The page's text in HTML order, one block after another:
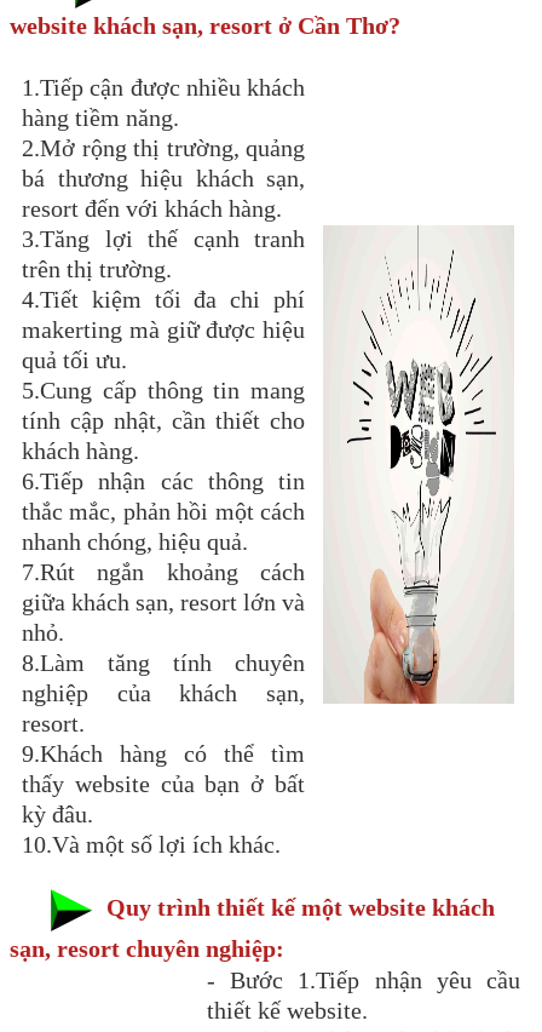
website khách sạn, resort ở Cần Thơ?
1.Tiếp cận được nhiều khách
hàng tiềm năng.
2.Mở rộng thị trường, quảng
bá thương hiệu khách sạn,
resort đến với khách hàng.
3.Tăng lợi thế cạnh tranh
trên thị trường.
4.Tiết kiệm tối đa chi phí
makerting mà giữ được hiệu
quả tối ưu.
5.Cung cấp thông tin mang
tính cập nhật, cần thiết cho
khách hàng.
6.Tiếp nhận các thông tin
thắc mắc, phản hồi một cách
nhanh chóng, hiệu quả.
7.Rút ngắn khoảng cách
giữa khách sạn, resort lớn và
nhỏ.
8.Làm tăng tính chuyên
nghiệp của khách sạn,
resort.
9.Khách hàng có thể tìm
thấy website của bạn ở bất
kỳ đâu.
10.Và một số lợi ích khác.
Quy trình thiết kế một website khách
sạn, resort chuyên nghiệp:
- Bước 1.Tiếp nhận yêu cầu
thiết kế website.